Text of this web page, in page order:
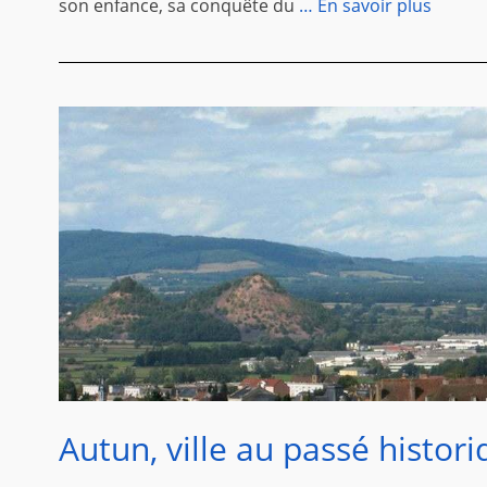
son enfance, sa conquête du … En savoir plus
Autun, ville au passé